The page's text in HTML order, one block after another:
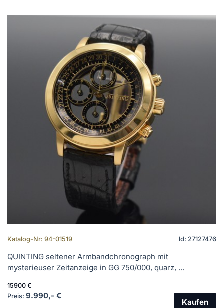
Katalog-Nr: 94-01519 Id: 27127476
QUINTING seltener Armbandchronograph mit
mysterieuser Zeitanzeige in GG 750/000, quarz, ...
15900 €
Preis: 9.990,- €
Kaufen